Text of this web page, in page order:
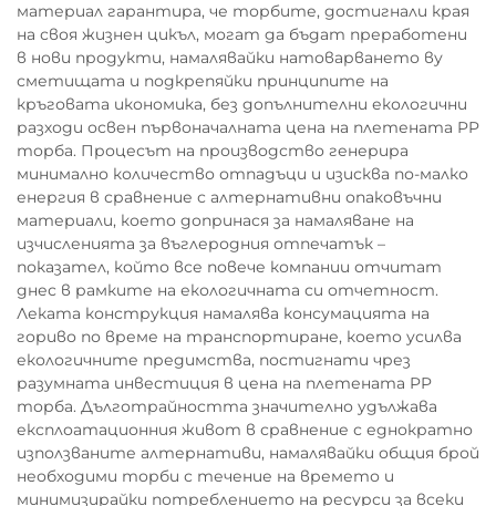
материал гарантира, че торбите, достигнали края
на своя жизнен цикъл, могат да бъдат преработени
в нови продукти, намалявайки натоварването ву
сметищата и подкрепяйки принципите на
кръговата икономика, без допълнителни екологични
разходи освен първоначалната цена на плетената PP
торба. Процесът на производство генерира
минимално количество отпадъци и изисква по-малко
енергия в сравнение с алтернативни опаковъчни
материали, което допринася за намаляване на
изчисленията за въглеродния отпечатък –
показател, който все повече компании отчитат
днес в рамките на екологичната си отчетност.
Леката конструкция намалява консумацията на
гориво по време на транспортиране, което усилва
екологичните предимства, постигнати чрез
разумната инвестиция в цена на плетената PP
торба. Дълготрайността значително удължава
експлоатационния живот в сравнение с еднократно
използваните алтернативи, намалявайки общия брой
необходими торби с течение на времето и
минимизирайки потреблението на ресурси за всеки